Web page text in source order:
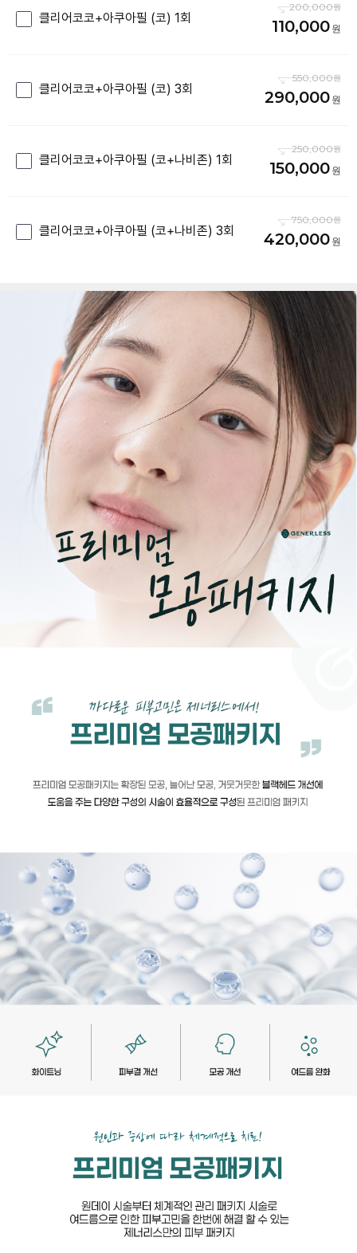
클리어코코+아쿠아필 (코) 1회
200,000
110,000
클리어코코+아쿠아필 (코) 3회
550,000
290,000
클리어코코+아쿠아필 (코+나비존) 1회
250,000
150,000
클리어코코+아쿠아필 (코+나비존) 3회
750,000
420,000